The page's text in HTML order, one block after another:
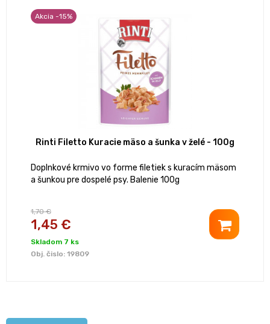
Akcia -15%
Rinti Filetto Kuracie mäso a šunka v želé - 100g
Doplnkové krmivo vo forme filetiek s kuracím mäsom
a šunkou pre dospelé psy. Balenie 100g
1,70 €
1,45 €
Skladom 7 ks
Obj. čislo: 19809